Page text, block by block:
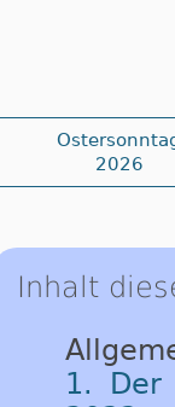
2026
Inhalt
1. Der